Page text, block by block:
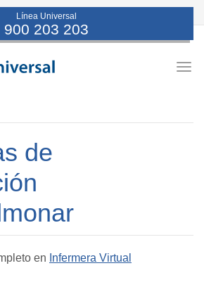
Línea Universal
900 203 203
de
en Infermera Virtual